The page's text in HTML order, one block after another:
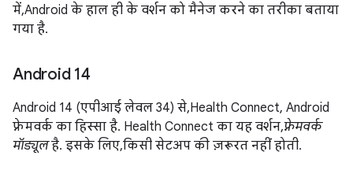
में, Android के हाल ही के वर्शन को मैनेज करने का तरीका बताया
गया है.
Android 14
Android 14 (एपीआई लेवल 34) से, Health Connect, Android
फ़्रेमवर्क का हिस्सा है. Health Connect का यह वर्शन,फ़्रेमवर्क
मॉड्यूलहै. इसके लिए, किसी सेटअप की ज़रूरत नहीं होती.